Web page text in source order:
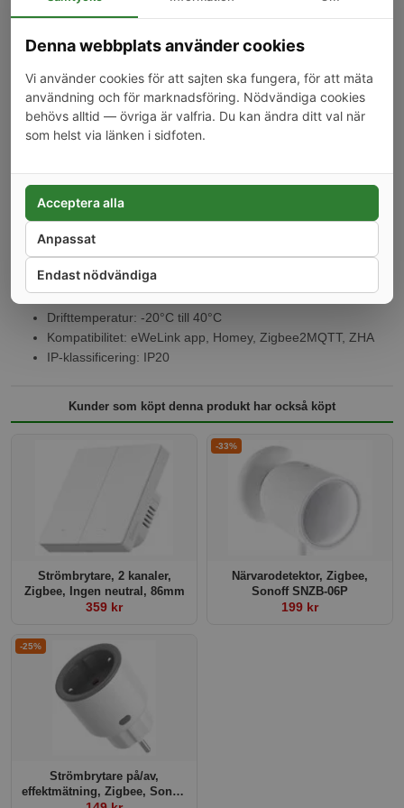
fasledning
Fungerar med Sonoff och andra Zigbee 3.0-kompatibla nav
Röststyrning via Amazon Alexa, Google Assistant och Apple
Siri
Specifikationer
Modell: ZBM5-1C-86W
Maximal belastning: 2300W resistiv last, 400W led
Driftsström: 100V-240V AC
Minsta last: 0W med nolla, 3W utan nolla
Storlek: 86 x 86 x 40 mm
Färg: Vit
Material: PC+CRS
Drifttemperatur: -20°C till 40°C
Kompatibilitet: eWeLink app, Homey, Zigbee2MQTT, ZHA
IP-klassificering: IP20
Kunder som köpt denna produkt har också köpt
Strömbrytare, 2 kanaler,
Zigbee, Ingen neutral, 86mm
359 kr
-33%
Närvarodetektor, Zigbee,
Sonoff SNZB-06P
199 kr
-25%
Strömbrytare på/av,
effektmätning, Zigbee, Sonoff
Denna webbplats använder cookies
Vi använder cookies för att sajten ska fungera, för att mäta
användning och för marknadsföring. Nödvändiga cookies
behövs alltid — övriga är valfria. Du kan ändra ditt val när
som helst via länken i sidfoten.
Endast nödvändiga
Anpassat
Acceptera alla